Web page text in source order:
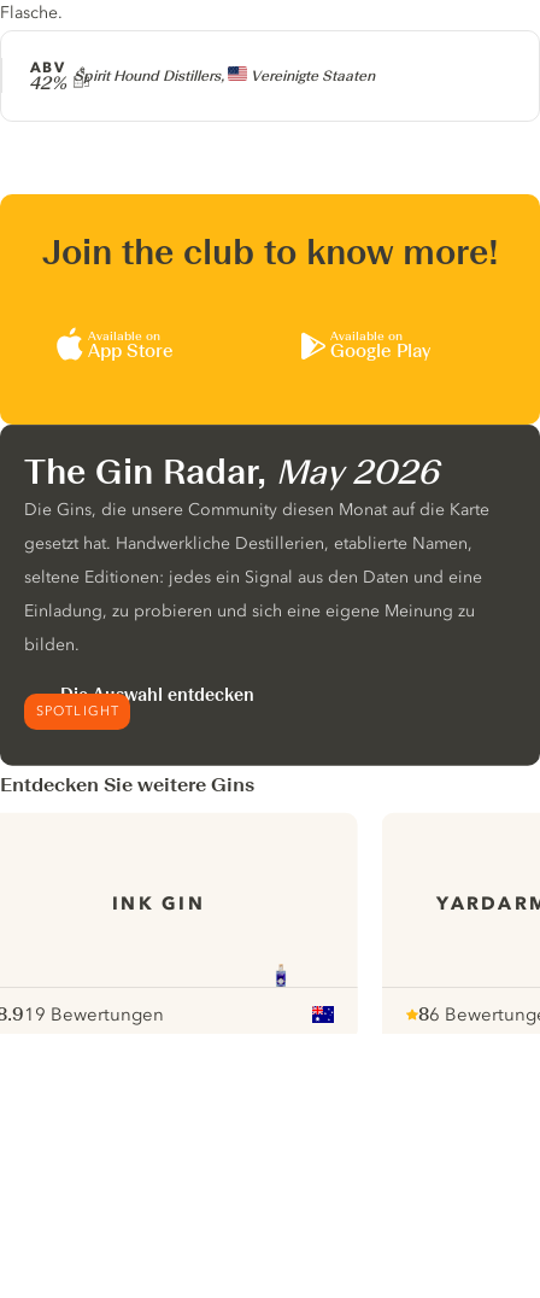
Producer
Spirit Hound Distillers, Vereinigte Staaten
ABV
42%
Flasche.
Join the club to know more!
Available on
App Store
Available on
Google Play
SPOTLIGHT
The Gin Radar, May 2026
Die Gins, die unsere Community diesen Monat auf die Karte
gesetzt hat. Handwerkliche Destillerien, etablierte Namen,
seltene Editionen: jedes ein Signal aus den Daten und eine
Einladung, zu probieren und sich eine eigene Meinung zu
bilden.
Die Auswahl entdecken
Entdecken Sie weitere Gins
INK GIN
19 Bewertungen
86